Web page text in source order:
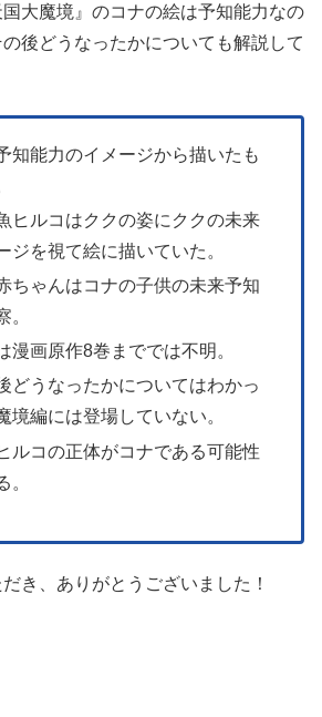
大魔境』のコナの絵は予知能力なの
後どうなったかについても解説して
知能力のイメージから描いたも
ヒルコはククの姿にククの未来
ジを視て絵に描いていた。
ちゃんはコナの子供の未来予知
。
漫画原作8巻まででは不明。
どうなったかについてはわかっ
境編には登場していない。
ルコの正体がコナである可能性
。
き、ありがとうございました！